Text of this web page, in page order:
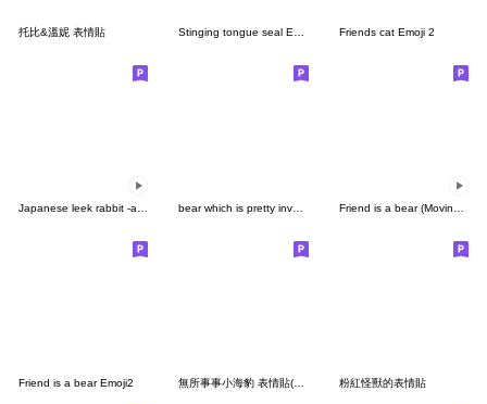
托比&溫妮 表情貼 Stinging tongue seal Emoji1 Friends cat Emoji 2
Friend is a bear Emoji2 粉紅怪獸的表情貼